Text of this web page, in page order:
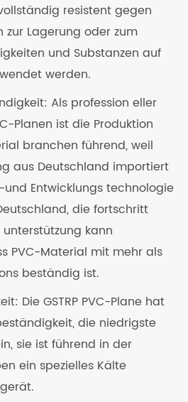
resistent gegen
zur Lagerung oder zum
und Substanzen auf
werden.
Als profession eller
Planen ist die Produktion
branchen führend, weil
aus Deutschland importiert
und Entwicklungs technologie
die fortschritt
kann
PVC-Material mit mehr als
beständig ist.
Die GSTRP PVC-Plane hat
die niedrigste
sie ist führend in der
ein spezielles Kälte